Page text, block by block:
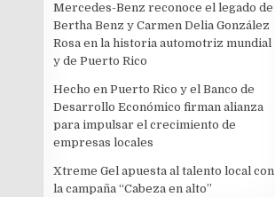
Mercedes-Benz reconoce el legado de
Bertha Benz y Carmen Delia González
Rosa en la historia automotriz mundial
y de Puerto Rico
Hecho en Puerto Rico y el Banco de
Desarrollo Económico firman alianza
para impulsar el crecimiento de
empresas locales
Xtreme Gel apuesta al talento local con
la campaña “Cabeza en alto”